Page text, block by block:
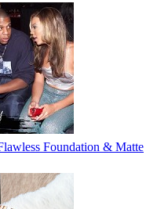
Foundation & Matte